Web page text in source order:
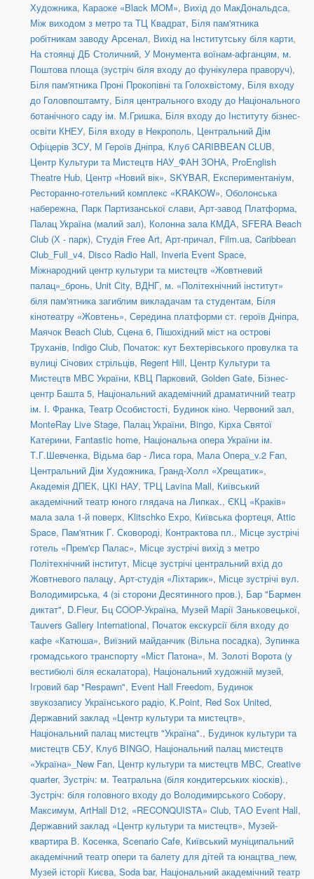
Художника, Караоке «Black MOM», Вихід до МакДональдса,
Між виходом з метро та ТЦ Квадрат, Біля пам'ятника
робітникам заводу Арсенал, Вихід на Інститутську біля карти,
На стоянці ДБ Столичний, У Монумента воїнам-афганцям, м.
Поштова площа (зустріч біля входу до фунікулера праворуч),
Біля пам'ятника Проні Прокопівні та Голохвістому, Біля входу
до Головпоштамту, Біля центрального входу до Національного
ботанічного саду ім. М.Гришка, Біля входу до Інституту бізнес-
освіти КНЕУ, Біля входу в Некрополь, Центральний Дім
Офіцерів ЗСУ, М Героїв Дніпра, Клуб CARIBBEAN CLUB,
Центр Культури та Мистецтв НАУ_ФАН ЗОНА, ProEnglish
Theatre Hub, Центр «Новий вік», SKYBAR, Експериментаніум,
Ресторанно-готельний комплекс «KRAKOW», Оболонська
набережна, Парк Партизанської слави, Арт-завод Платформа,
Палац Україна (малий зал), Колонна зала КМДА, SFERA Beach
Club (Х - парк), Студія Free Art, Арт-причал, Film.ua, Caribbean
Club_Full_v4, Disco Radio Hall, Inveria Event Space,
Міжнародний центр культури та мистецтв «Жовтневий
палац»_бронь, Unit Сity, ВДНГ, м. «Політехнічний інститут»
біля пам'ятника загиблим викладачам та студентам, Біля
кінотеатру «Жовтень», Середина платформи ст. героїв Дніпра,
Маячок Beach Club, Сцена 6, Пішохідний міст на острові
Труханів, Indigo Club, Початок: кут Бехтерівського провулка та
вулиці Січових стрільців, Regent Hill, Центр Культури та
Мистецтв МВС України, КВЦ Парковий, Golden Gate, Бізнес-
центр Башта 5, Національний академічний драматичний театр
ім. І. Франка, Театр Особистості, Будинок кіно. Червоний зал,
MonteRay Live Stage, Палац України, Bingo, Кірха Святої
Катерини, Fantastic home, Національна опера України ім.
Т.Г.Шевченка, Відьма бар - Лиса гора, Мала Опера_v.2 Fan,
Центральний Дім Художника, Гранд-Холл «Хрещатик»,
Академія ДПЕК, ЦКІ НАУ, ТРЦ Lavina Mall, Київський
академічний театр юного глядача на Липках., ЄКЦ «Краків»
мала зала 1-й поверх, Klitschko Expo, Київська фортеця, Attic
Space, Пам'ятник Г. Сковороді, Контрактова пл., Місце зустрічі
готель «Прем'єр Палас», Місце зустрічі вихід з метро
Політехнічний інститут, Місце зустрічі центральний вхід до
Жовтневого палацу, Арт-студія «Ліхтарик», Місце зустрічі вул.
Володимирська, 4 (зі сторони Десятинного пров.), Бар "Бармен
диктат", D.Fleur, Бц COOP-Україна, Музей Марії Заньковецької,
Tauvers Gallery International, Початок екскурсії біля входу до
кафе «Катюша», Виїзний майданчик (Вільна посадка), Зупинка
громадського транспорту «Міст Патона», М. Золоті Ворота (у
вестибюлі біля ескалатора), Національний художній музей,
Ігровий бар "Respawn", Event Hall Freedom, Будинок
звукозапису Українського радіо, K.Point, Red Sox United,
Державний заклад «Центр культури та мистецтв»,
Національний палац мистецтв "Україна"., Будинок культури та
мистецтв СБУ, Клуб BINGO, Національний палац мистецтв
«Україна»_New Fan, Центр культури та мистецтв МВС, Creative
quarter, Зустріч: м. Театральна (біля кондитерських кіосків).,
Зустріч: біля головного входу до Володимирського Собору,
Максимум, ArtHall D12, «RECONQUISTA» Club, ТАО Event Hall,
Державний заклад «Центр культури та мистецтв», Музей-
квартира В. Косенка, Scenario Cafe, Київський муніципальний
академічний театр опери та балету для дітей та юнацтва_new,
Музей історії Києва, Soda bar, Національний академічний театр